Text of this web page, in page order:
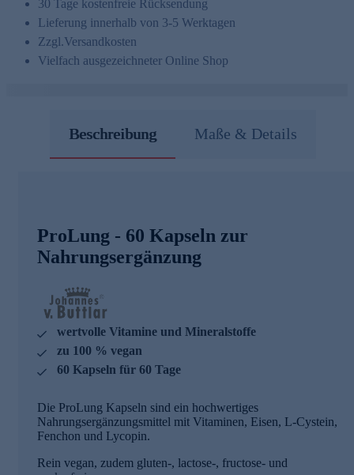
30 Tage kostenfreie Rücksendung
Lieferung innerhalb von 3-5 Werktagen
Zzgl.Versandkosten
Vielfach ausgezeichneter Online Shop
Beschreibung Maße & Details
ProLung - 60 Kapseln zur
Nahrungsergänzung
wertvolle Vitamine und Mineralstoffe
zu 100 % vegan
60 Kapseln für 60 Tage
Die ProLung Kapseln sind ein hochwertiges
Nahrungsergänzungsmittel mit Vitaminen, Eisen, L-Cystein,
Fenchon und Lycopin.
Rein vegan, zudem gluten-, lactose-, fructose- und